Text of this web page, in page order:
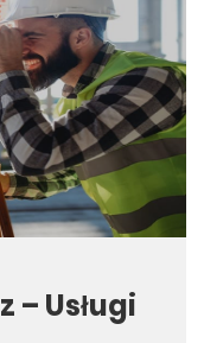
– Usługi